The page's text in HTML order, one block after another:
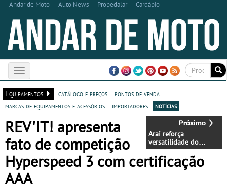
Andar de Moto Auto News Propedalar Cardápio
Toggle
navigation
Equipamentos
catálogo e preços
pontos de venda
marcas de equipamentos e acessórios
importadores notícias
Arai reforça
versatilidade do
capacete Quantic com
nova gama de
grafismos
REV'IT! apresenta
fato de competição
Hyperspeed 3 com certificação
AAA